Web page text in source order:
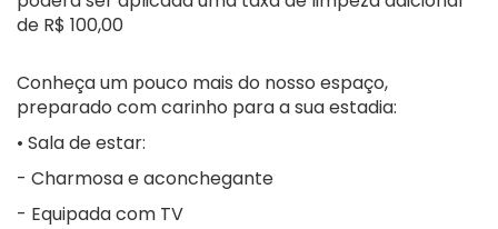
de R$ 100,00
Conheça um pouco mais do nosso espaço,
preparado com carinho para a sua estadia:
• Sala de estar:
- Charmosa e aconchegante
- Equipada com TV